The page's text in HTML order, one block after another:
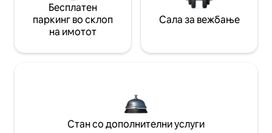
Бесплатен
паркинг во склоп
на имотот
Сала за вежбање
Стан со дополнителни услуги